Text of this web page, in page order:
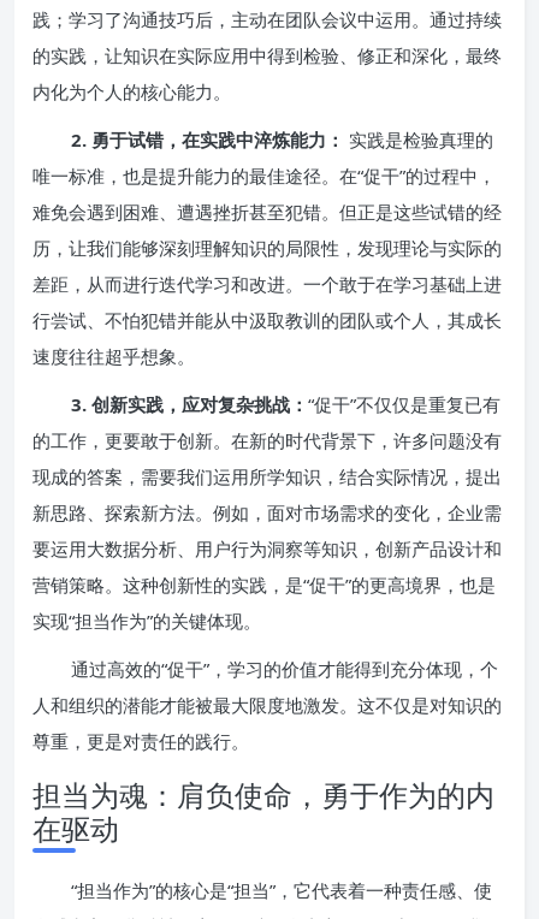
践；学习了沟通技巧后，主动在团队会议中运用。通过持续
的实践，让知识在实际应用中得到检验、修正和深化，最终
内化为个人的核心能力。
2. 勇于试错，在实践中淬炼能力： 实践是检验真理的
唯一标准，也是提升能力的最佳途径。在“促干”的过程中，
难免会遇到困难、遭遇挫折甚至犯错。但正是这些试错的经
历，让我们能够深刻理解知识的局限性，发现理论与实际的
差距，从而进行迭代学习和改进。一个敢于在学习基础上进
行尝试、不怕犯错并能从中汲取教训的团队或个人，其成长
速度往往超乎想象。
3. 创新实践，应对复杂挑战： “促干”不仅仅是重复已有
的工作，更要敢于创新。在新的时代背景下，许多问题没有
现成的答案，需要我们运用所学知识，结合实际情况，提出
新思路、探索新方法。例如，面对市场需求的变化，企业需
要运用大数据分析、用户行为洞察等知识，创新产品设计和
营销策略。这种创新性的实践，是“促干”的更高境界，也是
实现“担当作为”的关键体现。
通过高效的“促干”，学习的价值才能得到充分体现，个
人和组织的潜能才能被最大限度地激发。这不仅是对知识的
尊重，更是对责任的践行。
担当为魂：肩负使命，勇于作为的内
在驱动
“担当作为”的核心是“担当”，它代表着一种责任感、使